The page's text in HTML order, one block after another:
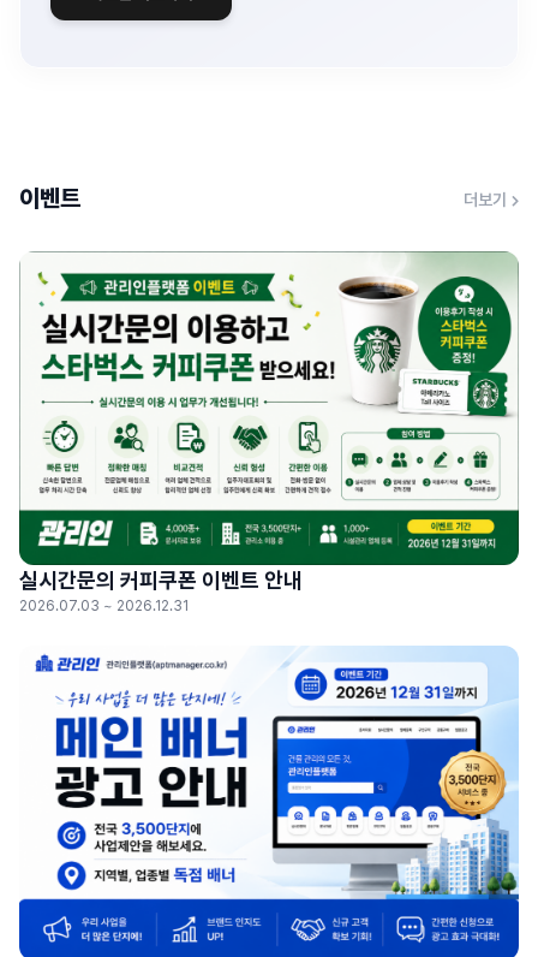
이벤트 더보기
실시간문의 커피쿠폰 이벤트 안내
2026.07.03 ~ 2026.12.31